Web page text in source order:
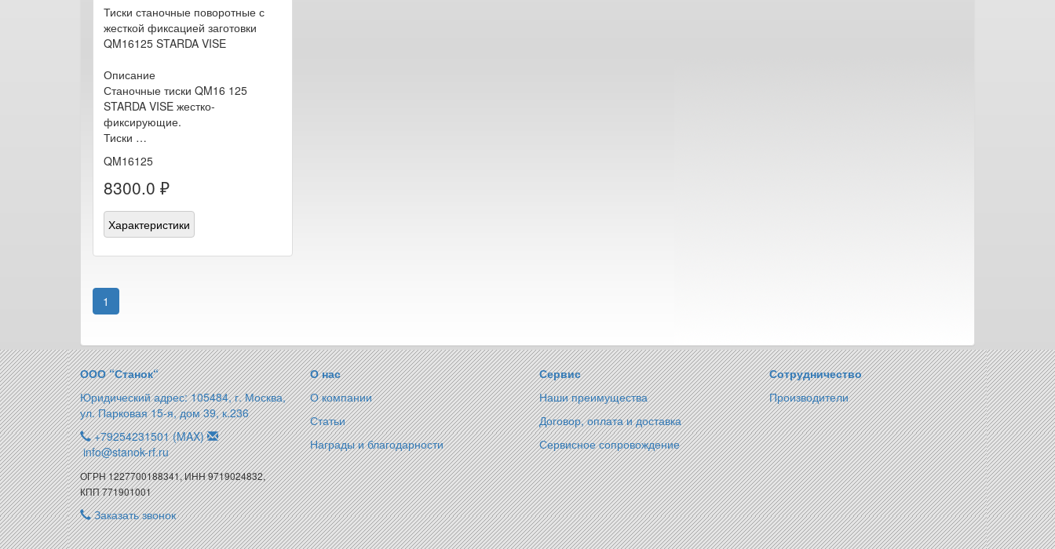
Тиски станочные поворотные с
жесткой фиксацией заготовки
QM16125 STARDA VISE
Описание
Станочные тиски QM16 125
STARDA VISE жестко-
фиксирующие.
Тиски …
QM16125
8300.0 ₽
Характеристики
1
ООО “Станок“
Юридический адрес: 105484, г. Москва,
ул. Парковая 15-я, дом 39, к.236
+79254231501 (MAX)
info@stanok-rf.ru
ОГРН 1227700188341, ИНН 9719024832,
КПП 771901001
Заказать звонок
О нас
О компании
Статьи
Награды и благодарности
Сервис
Наши преимущества
Договор, оплата и доставка
Сервисное сопровождение
Сотрудничество
Производители